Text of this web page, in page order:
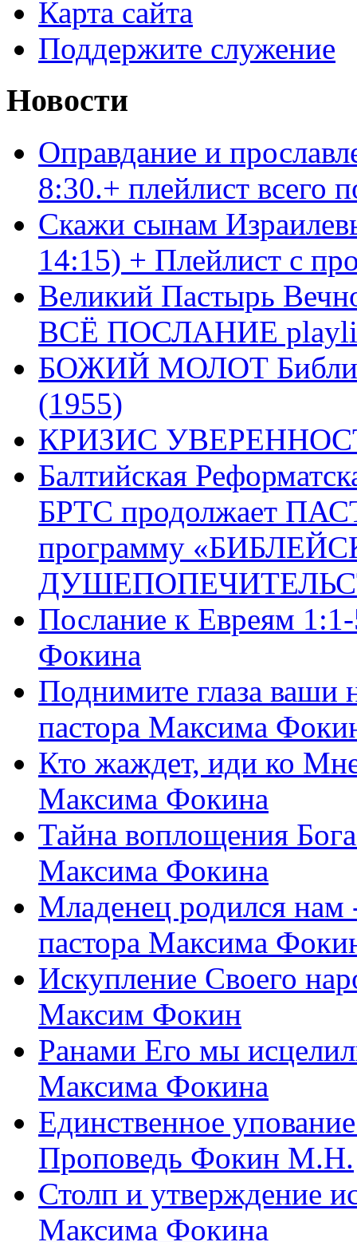
Карта сайта
Поддержите служение
Новости
Оправдание и
8:30.+ плейлист
Скажи сынам
14:15) + Плейлист с
Великий Пастырь
ВСЁ ПОСЛАНИЕ
БОЖИЙ МОЛОТ Библия
(1955)
КРИЗИС
Балтийская
БРТС продолжает
программу
Послание к Евреям
Фокина
Поднимите глаза ваши
пастора Максима
Кто жаждет, иди ко
Максима Фокина
Тайна воплощения
Максима Фокина
Младенец родился
пастора Максима
Искупление Своего
Максим Фокин
Ранами Его мы
Максима Фокина
Единственное
Проповедь Фокин М.Н.
Столп и утверждение
Максима Фокина